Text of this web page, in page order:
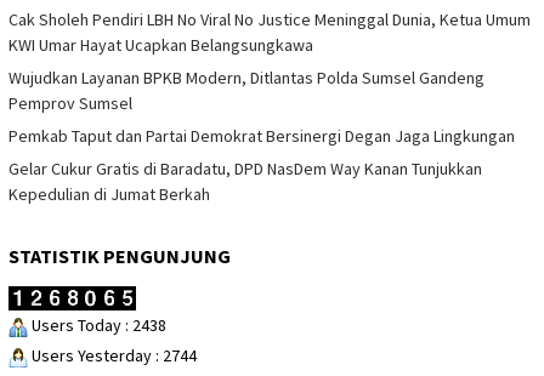
Cak Sholeh Pendiri LBH No Viral No Justice Meninggal Dunia, Ketua Umum
KWI Umar Hayat Ucapkan Belangsungkawa
Wujudkan Layanan BPKB Modern, Ditlantas Polda Sumsel Gandeng
Pemprov Sumsel
Pemkab Taput dan Partai Demokrat Bersinergi Degan Jaga Lingkungan
Gelar Cukur Gratis di Baradatu, DPD NasDem Way Kanan Tunjukkan
Kepedulian di Jumat Berkah
STATISTIK PENGUNJUNG
Users Today : 2438
Users Yesterday : 2744